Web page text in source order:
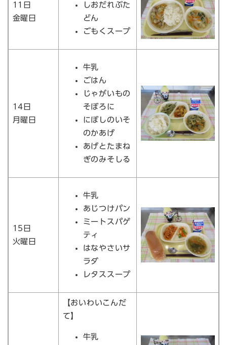
11日
金曜日
しおだれぶた
どん
ごもくスープ
14日
月曜日
牛乳
ごはん
じゃがいもの
そぼろに
にぼしのいそ
のかあげ
あげとたまね
ぎのみそしる
15日
火曜日
牛乳
あじつけパン
ミートスパゲ
ティ
はなやさいサ
ラダ
レタススープ
【おいわいこんだ
て】
牛乳